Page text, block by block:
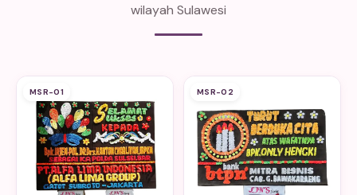
wilayah Sulawesi
MSR-01 MSR-02